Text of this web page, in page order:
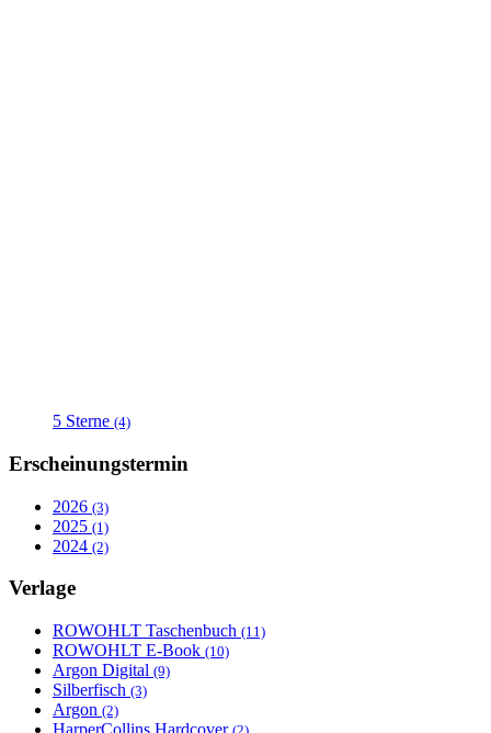
5 Sterne (4)
Erscheinungstermin
2026 (3)
2025 (1)
2024 (2)
Verlage
ROWOHLT Taschenbuch (11)
ROWOHLT E-Book (10)
Argon Digital (9)
Silberfisch (3)
Argon (2)